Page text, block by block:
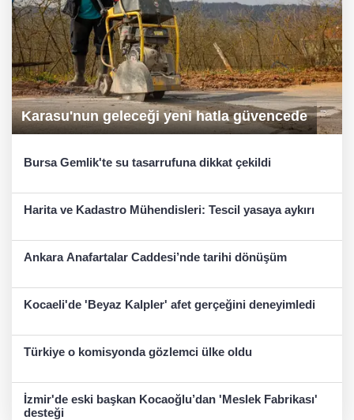
Karasu'nun geleceği yeni hatla güvencede
Bursa Gemlik'te su tasarrufuna dikkat çekildi
Harita ve Kadastro Mühendisleri: Tescil yasaya aykırı
Ankara Anafartalar Caddesi’nde tarihi dönüşüm
Kocaeli'de 'Beyaz Kalpler' afet gerçeğini deneyimledi
Türkiye o komisyonda gözlemci ülke oldu
İzmir'de eski başkan Kocaoğlu’dan 'Meslek Fabrikası'
desteği